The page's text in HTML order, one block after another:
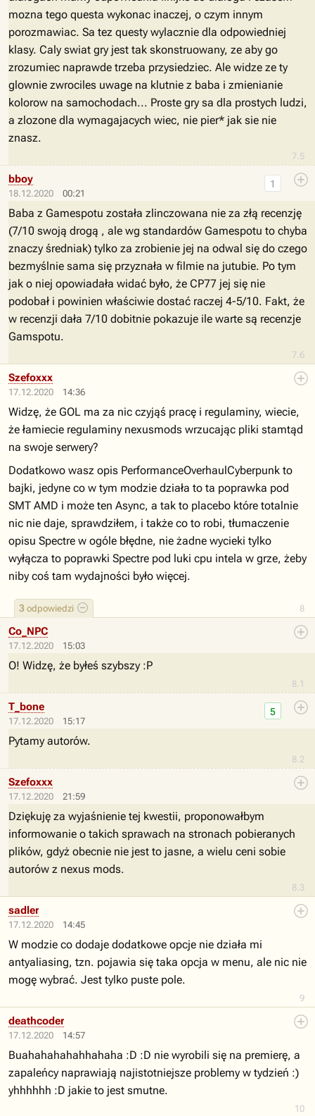
7.5
mozna tego questa wykonac inaczej, o czym innym
porozmawiac. Sa tez questy wylacznie dla odpowiedniej
klasy. Caly swiat gry jest tak skonstruowany, ze aby go
zrozumiec naprawde trzeba przysiedziec. Ale widze ze ty
glownie zwrociles uwage na klutnie z baba i zmienianie
kolorow na samochodach... Proste gry sa dla prostych ludzi,
a zlozone dla wymagajacych wiec, nie pier* jak sie nie
znasz.
18.12.2020 00:21
7.6
1
bboy
Baba z Gamespotu została zlinczowana nie za złą recenzję
(7/10 swoją drogą , ale wg standardów Gamespotu to chyba
znaczy średniak) tylko za zrobienie jej na odwal się do czego
bezmyślnie sama się przyznała w filmie na jutubie. Po tym
jak o niej opowiadała widać było, że CP77 jej się nie
podobał i powinien właściwie dostać raczej 4-5/10. Fakt, że
w recenzji dała 7/10 dobitnie pokazuje ile warte są recenzje
Gamspotu.
17.12.2020 14:36
8
3 odpowiedzi
Szefoxxx
Widzę, że GOL ma za nic czyjąś pracę i regulaminy, wiecie,
że łamiecie regulaminy nexusmods wrzucając pliki stamtąd
na swoje serwery?
Dodatkowo wasz opis PerformanceOverhaulCyberpunk to
bajki, jedyne co w tym modzie działa to ta poprawka pod
SMT AMD i może ten Async, a tak to placebo które totalnie
nic nie daje, sprawdziłem, i także co to robi, tłumaczenie
opisu Spectre w ogóle błędne, nie żadne wycieki tylko
wyłącza to poprawki Spectre pod luki cpu intela w grze, żeby
niby coś tam wydajności było więcej.
17.12.2020 15:03
8.1
Co_NPC
O! Widzę, że byłeś szybszy :P
17.12.2020 15:17
8.2
5
T_bone
Pytamy autorów.
17.12.2020 21:59
8.3
Szefoxxx
Dziękuję za wyjaśnienie tej kwestii, proponowałbym
informowanie o takich sprawach na stronach pobieranych
plików, gdyż obecnie nie jest to jasne, a wielu ceni sobie
autorów z nexus mods.
17.12.2020 14:45
9
sadler
W modzie co dodaje dodatkowe opcje nie działa mi
antyaliasing, tzn. pojawia się taka opcja w menu, ale nic nie
mogę wybrać. Jest tylko puste pole.
17.12.2020 14:57
10
deathcoder
Buahahahahahhahaha :D :D nie wyrobili się na premierę, a
zapaleńcy naprawiają najistotniejsze problemy w tydzień :)
yhhhhhh :D jakie to jest smutne.